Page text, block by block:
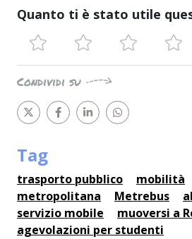
Quanto ti è stato utile
Condividi su
Tag
trasporto pubblico mobilità
metropolitana
Metrebus
servizio mobile
muoversi a
agevolazioni per studenti